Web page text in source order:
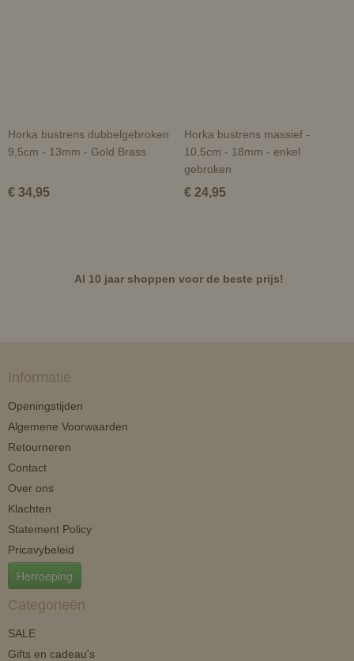
Horka bustrens dubbelgebroken
9,5cm - 13mm - Gold Brass
€ 34,95
Horka bustrens massief -
10,5cm - 18mm - enkel
gebroken
€ 24,95
Al 10 jaar shoppen voor de beste prijs!
Informatie
Openingstijden
Algemene Voorwaarden
Retourneren
Contact
Over ons
Klachten
Statement Policy
Pricavybeleid
Herroeping
Categorieën
SALE
Gifts en cadeau's